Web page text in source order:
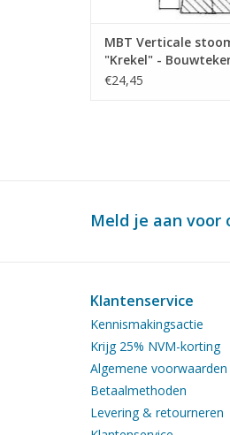
MBT Verticale
"Krekel" -
1 : N/A (60.01.011)
€24,45
Meld je aan voor
Klantenservice
Kennismakingsactie
Krijg 25% NVM-korting
Algemene voorwaarden
Betaalmethoden
Levering & retourneren